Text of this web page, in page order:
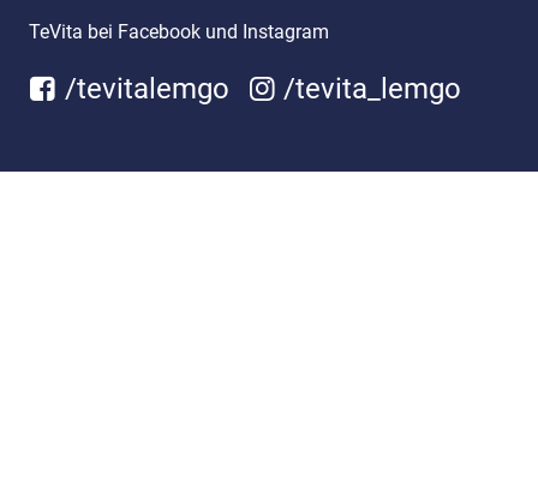
TeVita bei Facebook und Instagram
/tevitalemgo /tevita_lemgo